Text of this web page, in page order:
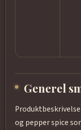
Generel
og pepper spice